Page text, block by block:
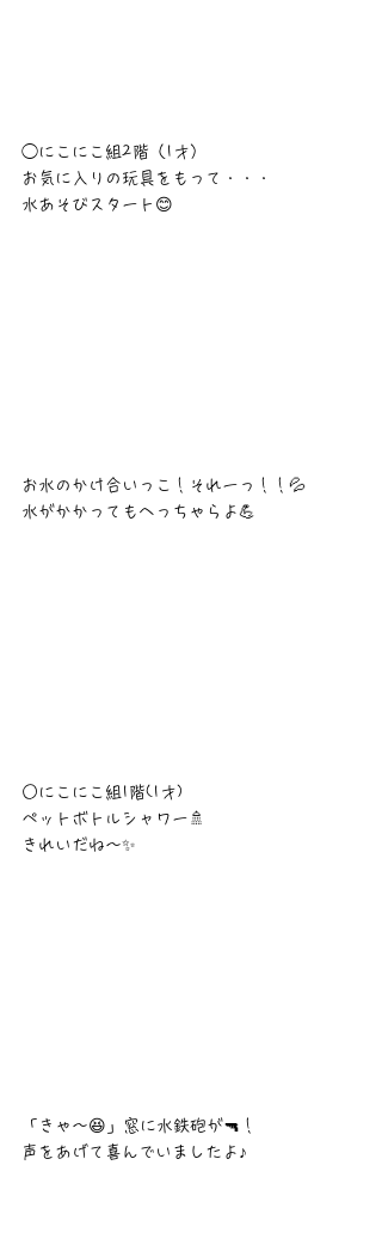
◯にこにこ組2階（1才）
お気に入りの玩具をもって・・・
水あそびスタート😊
お水のかけ合いっこ！それーっ！！💦
水がかかってもへっちゃらよ💪
○にこにこ組1階(1才)
ペットボトルシャワー🚿
きれいだね〜✨
「きゃ〜😆」窓に水鉄砲が🔫！
声をあげて喜んでいましたよ♪